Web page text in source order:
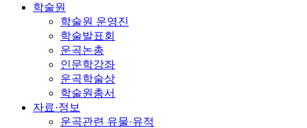
학술원
학술원 운영진
학술발표회
운곡논총
인문학강좌
운곡학술상
학술원총서
자료·정보
운곡관련 유물·유적